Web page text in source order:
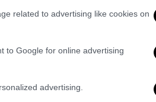
related to advertising like cookies on
to Google for online advertising
advertising.
στην
από ηλεκτρικά
ηλεκτρικών
που αφορούν τη
και